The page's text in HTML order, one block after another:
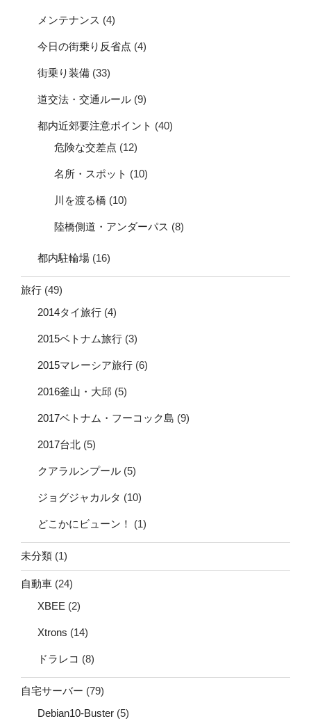
メンテナンス (4)
今日の街乗り反省点 (4)
街乗り装備 (33)
道交法・交通ルール (9)
都内近郊要注意ポイント (40)
危険な交差点 (12)
名所・スポット (10)
川を渡る橋 (10)
陸橋側道・アンダーパス (8)
都内駐輪場 (16)
旅行 (49)
2014タイ旅行 (4)
2015ベトナム旅行 (3)
2015マレーシア旅行 (6)
2016釜山・大邱 (5)
2017ベトナム・フーコック島 (9)
2017台北 (5)
クアラルンプール (5)
ジョグジャカルタ (10)
どこかにビューン！ (1)
未分類 (1)
自動車 (24)
XBEE (2)
Xtrons (14)
ドラレコ (8)
自宅サーバー (79)
Debian10-Buster (5)